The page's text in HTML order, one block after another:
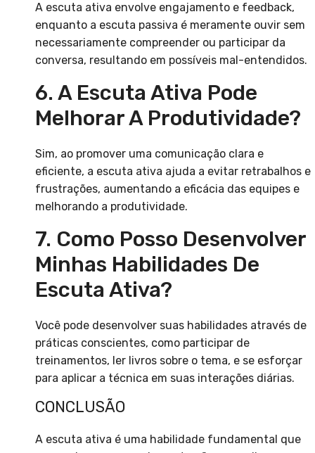
A escuta ativa envolve engajamento e feedback,
enquanto a escuta passiva é meramente ouvir sem
necessariamente compreender ou participar da
conversa, resultando em possíveis mal-entendidos.
6. A Escuta Ativa Pode
Melhorar A Produtividade?
Sim, ao promover uma comunicação clara e
eficiente, a escuta ativa ajuda a evitar retrabalhos e
frustrações, aumentando a eficácia das equipes e
melhorando a produtividade.
7. Como Posso Desenvolver
Minhas Habilidades De
Escuta Ativa?
Você pode desenvolver suas habilidades através de
práticas conscientes, como participar de
treinamentos, ler livros sobre o tema, e se esforçar
para aplicar a técnica em suas interações diárias.
CONCLUSÃO
A escuta ativa é uma habilidade fundamental que